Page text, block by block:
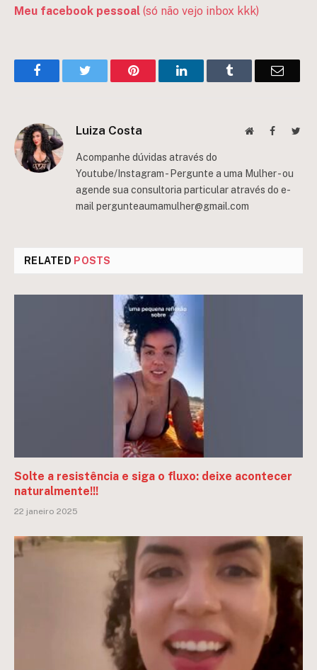
Meu facebook pessoal (só não vejo inbox kkk)
FacebookTwitter Pinterest LinkedInTumblr Email
Luiza Costa WebsiteFacebook
Acompanhe dúvidas através do
Youtube/Instagram - Pergunte a uma Mulher - ou
agende sua consultoria particular através do e-
mail pergunteaumamulher@gmail.com
RELATED POSTS
Solte a resistência e siga o fluxo: deixe acontecer
naturalmente!!!
22 janeiro 2025